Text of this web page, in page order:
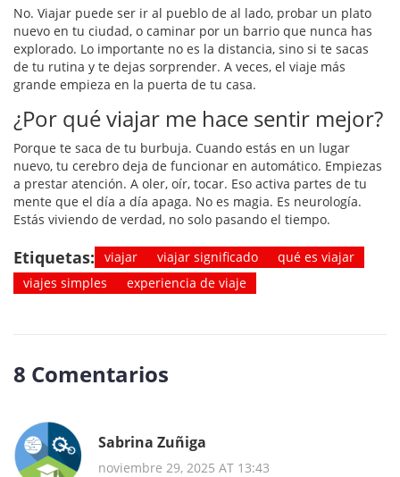
No. Viajar puede ser ir al pueblo de al lado, probar un plato
nuevo en tu ciudad, o caminar por un barrio que nunca has
explorado. Lo importante no es la distancia, sino si te sacas
de tu rutina y te dejas sorprender. A veces, el viaje más
grande empieza en la puerta de tu casa.
¿Por qué viajar me hace sentir mejor?
Porque te saca de tu burbuja. Cuando estás en un lugar
nuevo, tu cerebro deja de funcionar en automático. Empiezas
a prestar atención. A oler, oír, tocar. Eso activa partes de tu
mente que el día a día apaga. No es magia. Es neurología.
Estás viviendo de verdad, no solo pasando el tiempo.
Etiquetas: viajar viajar significado
qué es viajar
viajes simples
experiencia de viaje
8 Comentarios
Sabrina Zuñiga
noviembre 29, 2025 AT 13:43